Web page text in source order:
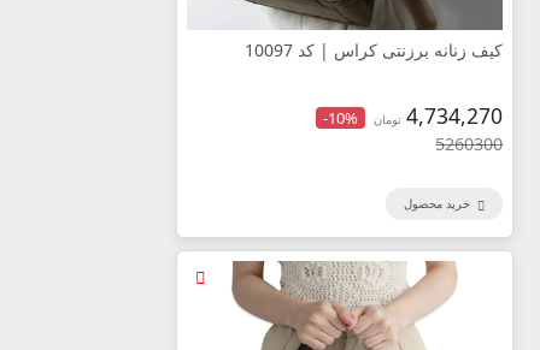
کیف زنانه برزنتی کراس | کد 10097
4,734,270 تومان -10%
5260300
خرید محصول